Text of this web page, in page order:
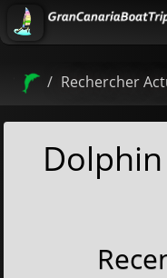
Rechercher